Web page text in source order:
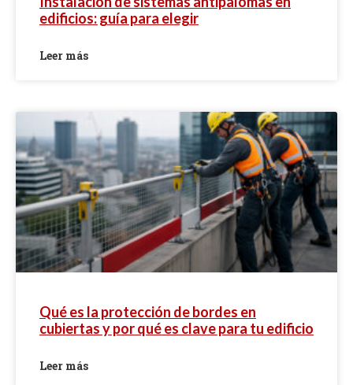
edificios: guía para elegir
Leer más
Qué es la protección de bordes en
cubiertas y por qué es clave para tu edificio
Leer más